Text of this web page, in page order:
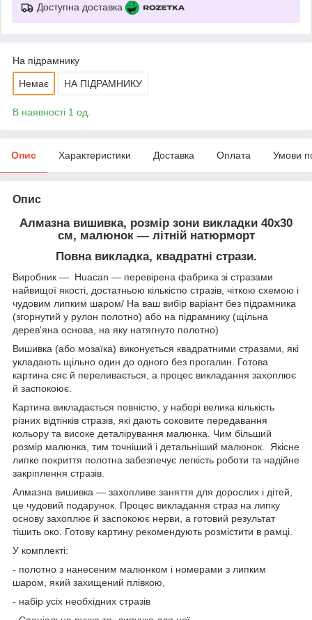
Доступна доставка
На підрамнику
Немає НА ПІДРАМНИКУ
В наявності 1 од.
Опис Характеристики Доставка Оплата Умови
Опис
Алмазна вишивка, розмір зони викладки 40х30
см, малюнок — літній натюрморт
Повна викладка, квадратні стрази.
Виробник — Huacan — перевірена фабрика зі стразами
найвищої якості, достатньою кількістю стразів, чіткою схемою і
чудовим липким шаром/ На ваш вибір варіант без підрамника
(згорнутий у рулон полотно) або на підрамнику (щільна
дерев'яна основа, на яку натягнуто полотно)
Вишивка (або мозаїка) виконується квадратними стразами, які
укладають щільно один до одного без прогалин. Готова
картина сяє й переливається, а процес викладання захоплює
й заспокоює.
Картина викладається повністю, у наборі велика кількість
різних відтінків стразів, які дають соковите передавання
кольору та високе деталірування малюнка. Чим більший
розмір малюнка, тим точніший і детальніший малюнок. Якісне
липке покриття полотна забезпечує легкість роботи та надійне
закріплення стразів.
Алмазна вишивка — захопливе заняття для дорослих і дітей,
це чудовий подарунок. Процес викладання страз на липку
основу захоплює й заспокоює нерви, а готовий результат
тішить око. Готову картину рекомендують розмістити в рамці.
У комплекті:
- полотно з нанесеним малюнком і номерами з липким
шаром, який захищений плівкою,
- набір усіх необхідних стразів